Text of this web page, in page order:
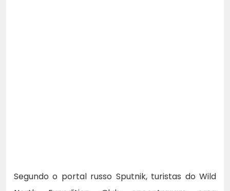
Segundo o portal russo Sputnik, turistas do Wild